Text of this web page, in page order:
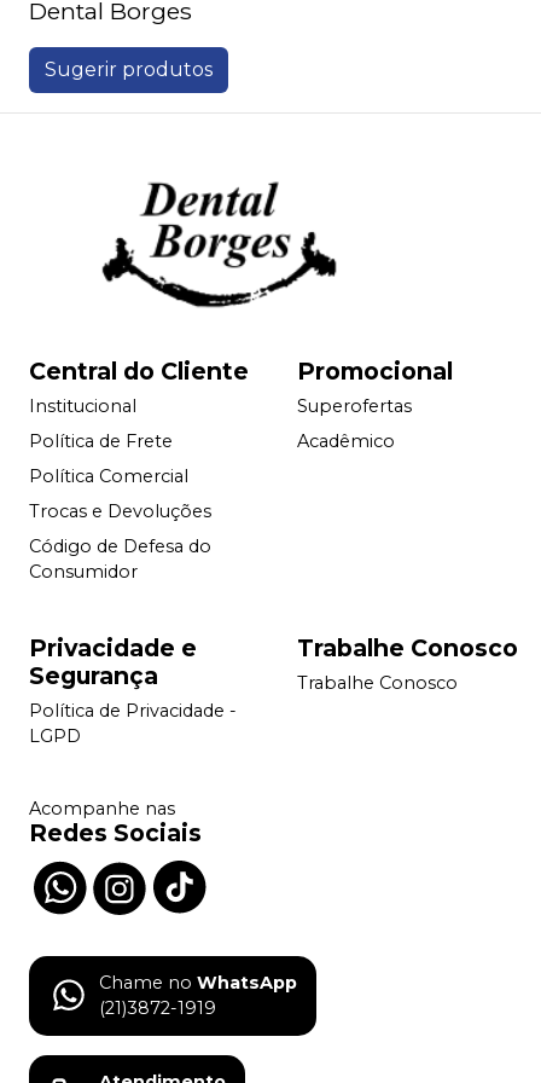
Dental Borges
Sugerir produtos
Central do Cliente
Institucional
Política de Frete
Política Comercial
Trocas e Devoluções
Código de Defesa do
Consumidor
Promocional
Superofertas
Acadêmico
Privacidade e
Segurança
Política de Privacidade -
LGPD
Trabalhe Conosco
Trabalhe Conosco
Acompanhe nas
Redes Sociais
Chame no WhatsApp
(21)3872-1919